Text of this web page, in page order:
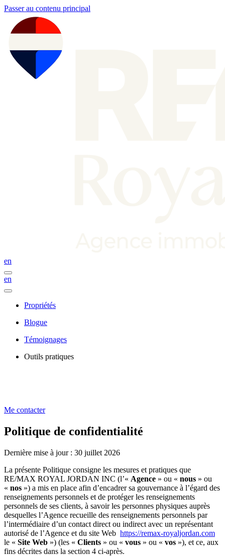
Passer au contenu principal
en
en
Propriétés
Blogue
Témoignages
Outils pratiques
Me contacter
Politique de confidentialité
Dernière mise à jour : 30 juillet 2026
La présente Politique consigne les mesures et pratiques que
RE/MAX ROYAL JORDAN INC (l’« Agence » ou « nous » ou
« nos ») a mis en place afin d’encadrer sa gouvernance à l’égard des
renseignements personnels et de protéger les renseignements
personnels de ses clients, à savoir les personnes physiques auprès
desquelles l’Agence recueille des renseignements personnels par
l’intermédiaire d’un contact direct ou indirect avec un représentant
autorisé de l’Agence et du site Web https://remax-royaljordan.com
le « Site Web ») (les « Clients » ou « vous » ou « vos »), et ce, aux
fins décrites dans la section 4 ci-après.